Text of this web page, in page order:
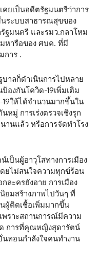
ยเป็นอดีตรัฐมนตรีว่าการ
ระบบสาธารณสุขของ
ฐมนตรี และรมว.กลาโหม
หารือของ ศบค. ที่มี
การ .
าลก็ดำเนินการไปหลาย
องกันโควิด-19เพิ่มเติม
ให้ได้จำนวนมากขึ้นใน
หมู่ การเร่งตรวจเชิงรุก
านแล้ว หรือการจัดทำโรง
ป็นผู้อาวุโสทางการเมือง
ยไม่สนใจความทุกข์ร้อน
ละครยังอาย การเมือง
ยมสร้างภาพไปวันๆ ที่
ผู้ติดเชื้อเพิ่มมากขึ้น
พราะสถานการณ์มีความ
การที่คุณหญิงสุดารัตน์
ทอนกำลังใจคนทำงาน